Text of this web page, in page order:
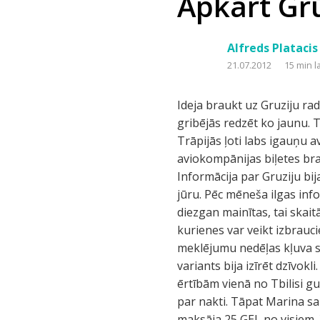
Alfreds Platacis
21.07.2012 15 min
Ideja braukt uz Gruziju radās gadu atpakaļ, kārtējā braucienā pa Eiropu, kas jau bija nedaudz apnikusi un gribējās redzēt ko jaunu. Tā nu uzreiz pēc jaunā gada sākām vaktēt lētās avio biļetes uz Gruziju vasaras sezonai. Trāpijās ļoti labs igauņu aviokompānijas piedāvājums lidot uz Gruziju caur Tallinu pa 80 LVL. Nopirkām šīs aviokompānijas biļetes braucienam uzreiz pēc Jāņiem ar izlidošanu no Rīgas 27.06. un atgriešanos atpakaļ 10.07. Informācija par Gruziju bija nekāda. Bet viens bija skaidrs, ka gribam redzēt maksimāli daudz - gan kalnus, gan jūru. Pēc mēneša ilgas informācijas vākšanas, parādījās arī maršruta iezīmes, kuras nedaudz vēlāk gan tika diezgan mainītas, tai skaitā arī jau brauciena laikā. Vienojamies, ka vismaz pirmās 3-4 naktis pavadīsim Tbilisi no kurienes var veikt izbraucienus uz tuvākajiem apskates objektiem. Sākās naktsmītņu meklēšana. Pēc kādas meklējumu nedēļas kļuva skaidrs, ka Tbilisi viesnīcas ir padārgas, hosteļus mēs negribējām un kā labākais variants bija izīrēt dzīvokli. Internetā atradām kādu sievieti vārdā Marina, kas piedāvāja 2-istabu dzīvokli ar visām ērtībām vienā no Tbilisi guļam rajoniem. Foto mūs apmierināja, kā arī cena likās pieņemama - 15 USD no cilvēka par nakti. Tāpat Marina sarunāja transfēru (šoferis vārdā Jura t. 599921381) no Lidotas uz dzīvokli, kas mums maksāja 25 GEL no visiem. Tā kā mūsu lidmašīna ielidoja Tbilisi četros no rīta, tas bija svarīgs moments. Kā jau rakstīju, tad mēs gribējām maksimāli iepazīt Gruziju un viens no tālākajiem (no Tbilisi) apskates punktiem bija Svanetija, Ušguli ciems. Šeit Marina palīdzēja atrast Ušguli ciemā viesu māju (maksāja 50 GEL no personas ar brokastīm un pusdienām), kā arī saorganizēja transfēru no Mestijas (Svaneti reģiona centrs) uz 40km attālo Ušguli ciemu. Transfēra cena bija 200 GEL no visiem. Brauciens ilgst ap 2-3 stundām pa ļoti nosacītu kalnu ceļu. Līdz Mestijai no Tbilisi nolēmām lidot ar lidmašīnu (reisus sezonā veic 20-vietīga lidmašīna, bet pēc sezonas - helikopters), bet atpakaļ no Mestijas uz Tbilisi doties ar mikriņiem, lai rastos pilns priekšstats par vietējiem ceļiem. No Tbilisi bija ieplānots apmeklēt David Gareja klosteri, Signagi, Tshinandali, Kazbegi un Vardziju, bet pēdējās dienas pavadīt pie Melnās jūras - Batumi. Tā nu pirms paša brauciena izskatījās mūsu plāns. Pirmajā dienā - 28.06., pēc ielidošanas,